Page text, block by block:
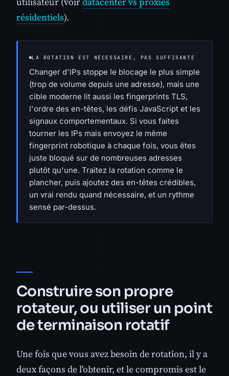
résidentiels).
LA ROTATION EST NÉCESSAIRE, PAS SUFFISANTE
Changer d'IPs stoppe le blocage le plus simple
(trop de volume depuis une adresse), mais une
cible moderne lit aussi les fingerprints TLS,
l'ordre des en-têtes, les défis JavaScript et les
signaux comportementaux. Si vous faites
tourner les IPs mais envoyez le même
fingerprint robotique à chaque fois, vous êtes
juste bloqué sur de nombreuses adresses
plutôt qu'une. Traitez la rotation comme le
plancher, puis ajoutez des en-têtes crédibles,
un vrai rendu quand nécessaire, et un rythme
sensé par-dessus.
Construire son propre
rotateur, ou utiliser un point
de terminaison rotatif
Une fois que vous avez besoin de rotation, il y a
deux façons de l'obtenir, et le compromis est le